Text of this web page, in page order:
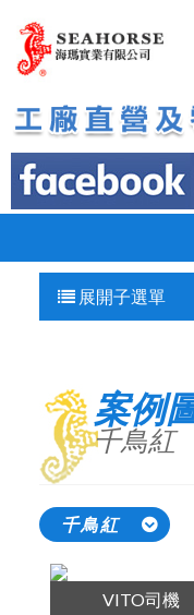
展開子選單
案例
千鳥紅
千鳥紅
VITO司機